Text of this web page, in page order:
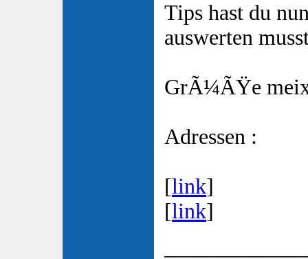
Tips hast du
auswerten
GrÃ¼ÃŸe
Adressen :
[link]
[link]